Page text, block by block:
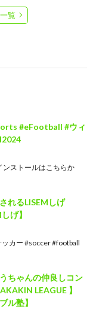
覧
#eFootball #ウィ
ストールはこちらか
れるLISEMしげ
げ】
カー #soccer #football
ちゃんの仲良しコン
LEAGUE 】
ル塾】